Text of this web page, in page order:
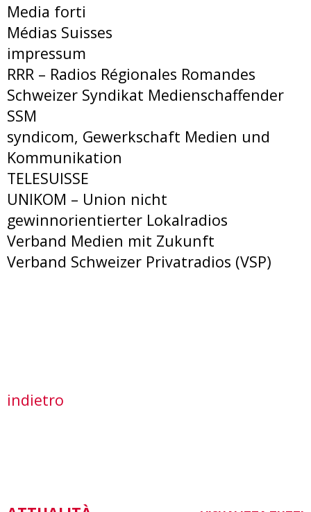
Media forti
Médias Suisses
impressum
RRR – Radios Régionales Romandes
Schweizer Syndikat Medienschaffender
SSM
syndicom, Gewerkschaft Medien und
Kommunikation
TELESUISSE
UNIKOM – Union nicht
gewinnorientierter Lokalradios
Verband Medien mit Zukunft
Verband Schweizer Privatradios (VSP)
indietro